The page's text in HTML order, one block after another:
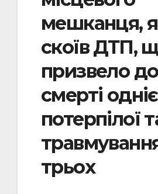
мешканця,
скоїв ДТП,
призвело до
смерті
потерпілої
трьох